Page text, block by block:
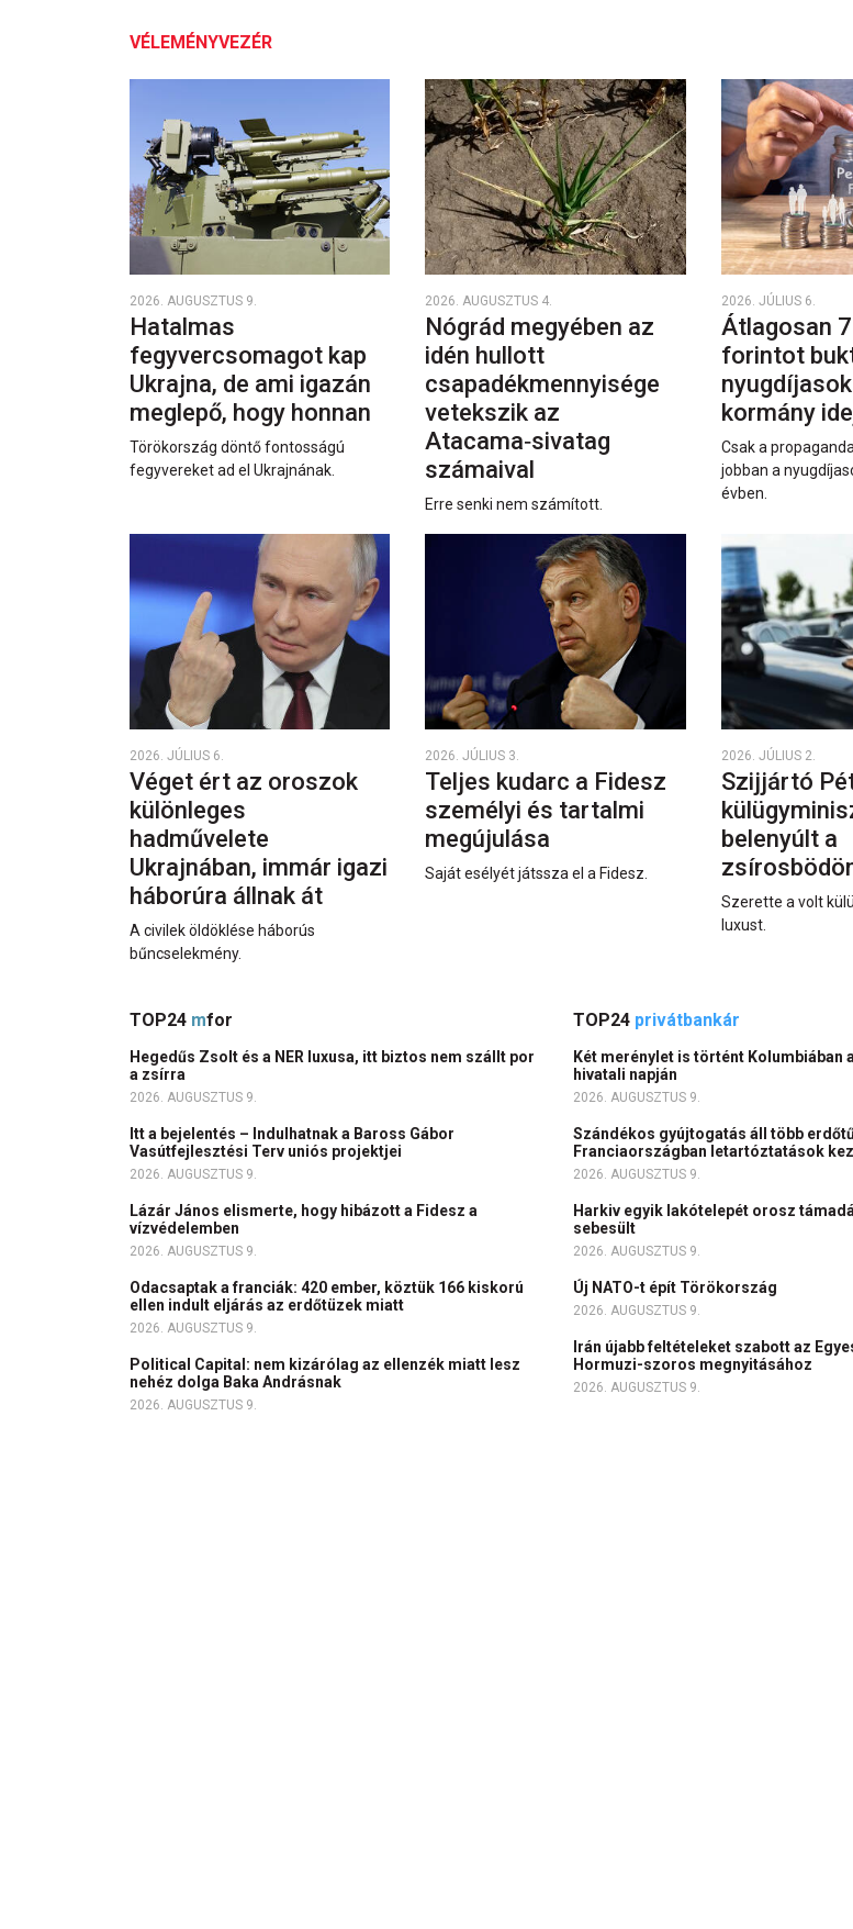
VÉLEMÉNYVEZÉR
2026. AUGUSZTUS 9.
Hatalmas
fegyvercsomagot kap
Ukrajna, de ami igazán
meglepő, hogy honnan
Törökország döntő fontosságú
fegyvereket ad el Ukrajnának.
2026. AUGUSZTUS 4.
Nógrád megyében az
idén hullott
csapadékmennyisége
vetekszik az
Atacama‑sivatag
számaival
Erre senki nem számított.
2026. JÚLIUS 6.
Átlagosan
forintot
kormány
Csak a
jobban a
évben.
2026. JÚLIUS 6.
Véget ért az oroszok
különleges
hadművelete
Ukrajnában, immár igazi
háborúra állnak át
A civilek öldöklése háborús
bűncselekmény.
2026. JÚLIUS 3.
Teljes kudarc a Fidesz
személyi és tartalmi
megújulása
Saját esélyét játssza el a Fidesz.
2026. JÚLIUS 2.
Szijjártó
belenyúlt a
Szerette a volt
luxust.
TOP24 mfor
Hegedűs Zsolt és a NER luxusa, itt biztos nem szállt por
a zsírra
2026. AUGUSZTUS 9.
Itt a bejelentés – Indulhatnak a Baross Gábor
Vasútfejlesztési Terv uniós projektjei
2026. AUGUSZTUS 9.
Lázár János elismerte, hogy hibázott a Fidesz a
vízvédelemben
2026. AUGUSZTUS 9.
Odacsaptak a franciák: 420 ember, köztük 166 kiskorú
ellen indult eljárás az erdőtüzek miatt
2026. AUGUSZTUS 9.
Political Capital: nem kizárólag az ellenzék miatt lesz
nehéz dolga Baka Andrásnak
2026. AUGUSZTUS 9.
TOP24 privátbankár
Két merénylet is történt Kolumbiában
hivatali napján
2026. AUGUSZTUS 9.
Szándékos gyújtogatás áll több
Franciaországban letartóztatások
2026. AUGUSZTUS 9.
Harkiv egyik lakótelepét orosz
sebesült
2026. AUGUSZTUS 9.
Új NATO-t épít Törökország
2026. AUGUSZTUS 9.
Irán újabb feltételeket szabott az
Hormuzi-szoros megnyitásához
2026. AUGUSZTUS 9.